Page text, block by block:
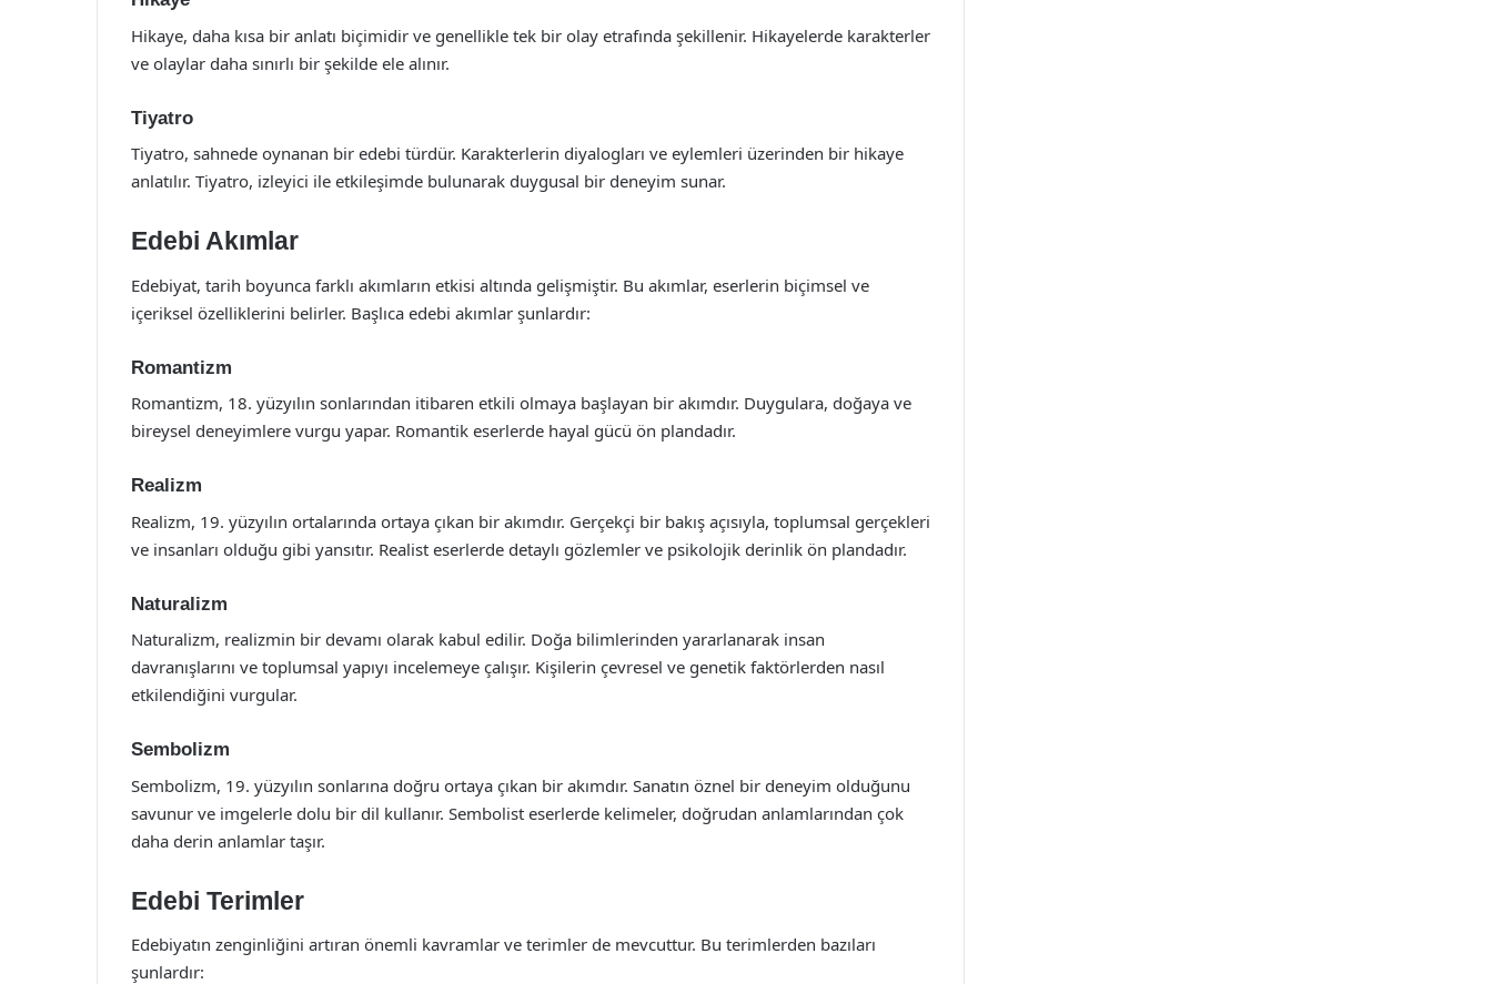
Hikaye, daha kısa bir anlatı biçimidir ve genellikle tek bir olay etrafında şekillenir. Hikayelerde karakterler
ve olaylar daha sınırlı bir şekilde ele alınır.
Tiyatro
Tiyatro, sahnede oynanan bir edebi türdür. Karakterlerin diyalogları ve eylemleri üzerinden bir hikaye
anlatılır. Tiyatro, izleyici ile etkileşimde bulunarak duygusal bir deneyim sunar.
Edebi Akımlar
Edebiyat, tarih boyunca farklı akımların etkisi altında gelişmiştir. Bu akımlar, eserlerin biçimsel ve
içeriksel özelliklerini belirler. Başlıca edebi akımlar şunlardır:
Romantizm
Romantizm, 18. yüzyılın sonlarından itibaren etkili olmaya başlayan bir akımdır. Duygulara, doğaya ve
bireysel deneyimlere vurgu yapar. Romantik eserlerde hayal gücü ön plandadır.
Realizm
Realizm, 19. yüzyılın ortalarında ortaya çıkan bir akımdır. Gerçekçi bir bakış açısıyla, toplumsal gerçekleri
ve insanları olduğu gibi yansıtır. Realist eserlerde detaylı gözlemler ve psikolojik derinlik ön plandadır.
Naturalizm
Naturalizm, realizmin bir devamı olarak kabul edilir. Doğa bilimlerinden yararlanarak insan
davranışlarını ve toplumsal yapıyı incelemeye çalışır. Kişilerin çevresel ve genetik faktörlerden nasıl
etkilendiğini vurgular.
Sembolizm
Sembolizm, 19. yüzyılın sonlarına doğru ortaya çıkan bir akımdır. Sanatın öznel bir deneyim olduğunu
savunur ve imgelerle dolu bir dil kullanır. Sembolist eserlerde kelimeler, doğrudan anlamlarından çok
daha derin anlamlar taşır.
Edebi Terimler
Edebiyatın zenginliğini artıran önemli kavramlar ve terimler de mevcuttur. Bu terimlerden bazıları
şunlardır: